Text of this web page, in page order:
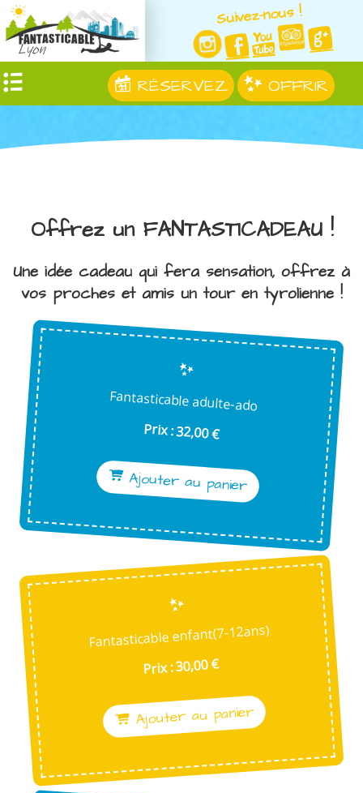
Suivez-nous !
RÉSERVEZ OFFRIR
Offrez un FANTASTICADEAU !
Une idée cadeau qui fera sensation, offrez à
vos proches et amis un tour en tyrolienne !
Fantasticable adulte-ado
Prix : 32,00 €
Ajouter au panier
Fantasticable enfant(7-12ans)
Prix : 30,00 €
Ajouter au panier